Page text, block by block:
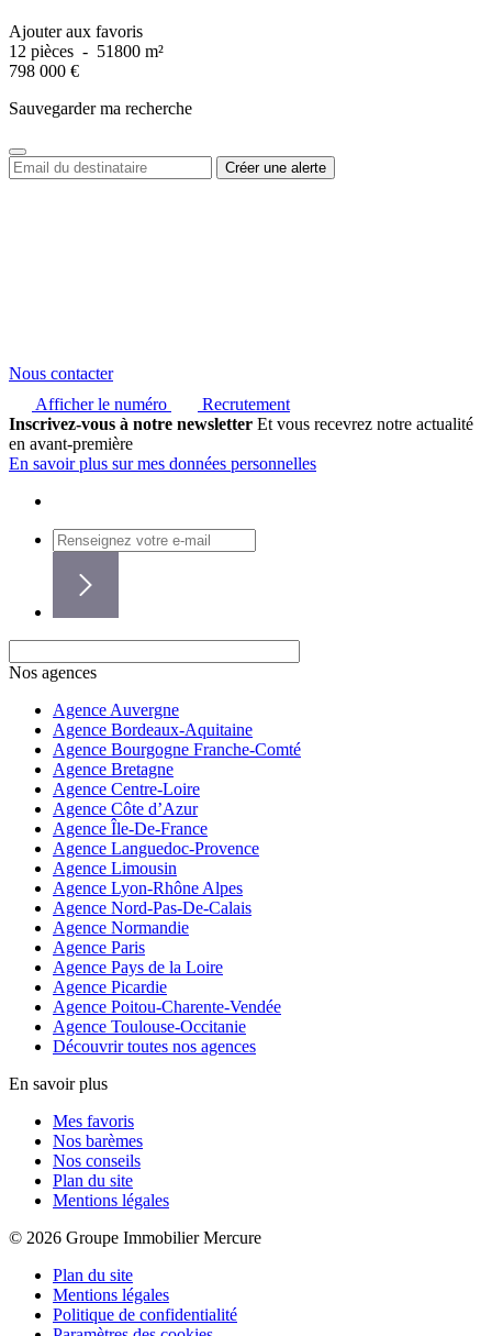
Ajouter aux favoris
12 pièces - 51800 m²
798 000 €
Sauvegarder ma recherche
Nous contacter
Afficher le numéro
Recrutement
Inscrivez-vous à notre newsletter Et vous recevrez notre actualité
en avant-première
En savoir plus sur mes données personnelles
Nos agences
Agence Auvergne
Agence Bordeaux-Aquitaine
Agence Bourgogne Franche-Comté
Agence Bretagne
Agence Centre-Loire
Agence Côte d’Azur
Agence Île-De-France
Agence Languedoc-Provence
Agence Limousin
Agence Lyon-Rhône Alpes
Agence Nord-Pas-De-Calais
Agence Normandie
Agence Paris
Agence Pays de la Loire
Agence Picardie
Agence Poitou-Charente-Vendée
Agence Toulouse-Occitanie
Découvrir toutes nos agences
En savoir plus
Mes favoris
Nos barèmes
Nos conseils
Plan du site
Mentions légales
© 2026 Groupe Immobilier Mercure
Plan du site
Mentions légales
Politique de confidentialité